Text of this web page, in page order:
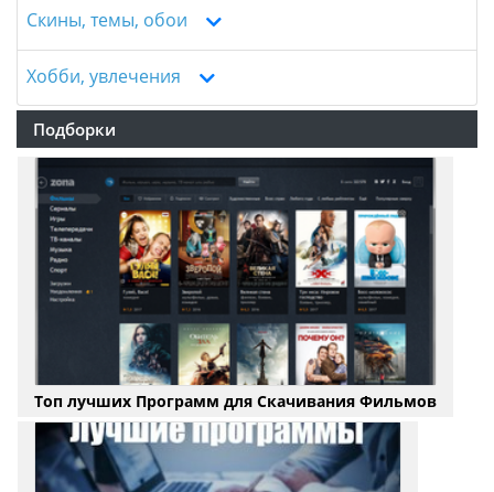
Скины, темы, обои
Хобби, увлечения
Подборки
Топ лучших Программ для Скачивания Фильмов